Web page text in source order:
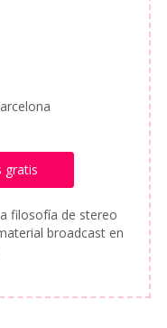
gratis
filosofía de stereo
broadcast en